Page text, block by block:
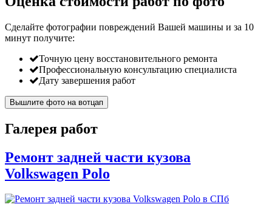
Сделайте фотографии повреждений Вашей машины и за 10
минут получите:
Точную цену восстановительного ремонта
Профессиональную консультацию специалиста
Дату завершения работ
Вышлите фото на вотцап
Галерея работ
Ремонт задней части кузова
Volkswagen Polo